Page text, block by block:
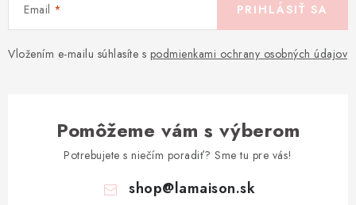
Email
Vložením e-mailu súhlasíte s podmienkami ochrany osobných údajov
PRIHLÁSIŤ SA
Pomôžeme vám s výberom
Potrebujete s niečím poradiť? Sme tu pre vás!
shop@lamaison.sk